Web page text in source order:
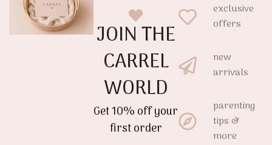
JOIN THE
CARREL
WORLD
Get 10% off your
first order
exclusive
offers
new
arrivals
parenting
tips &
more